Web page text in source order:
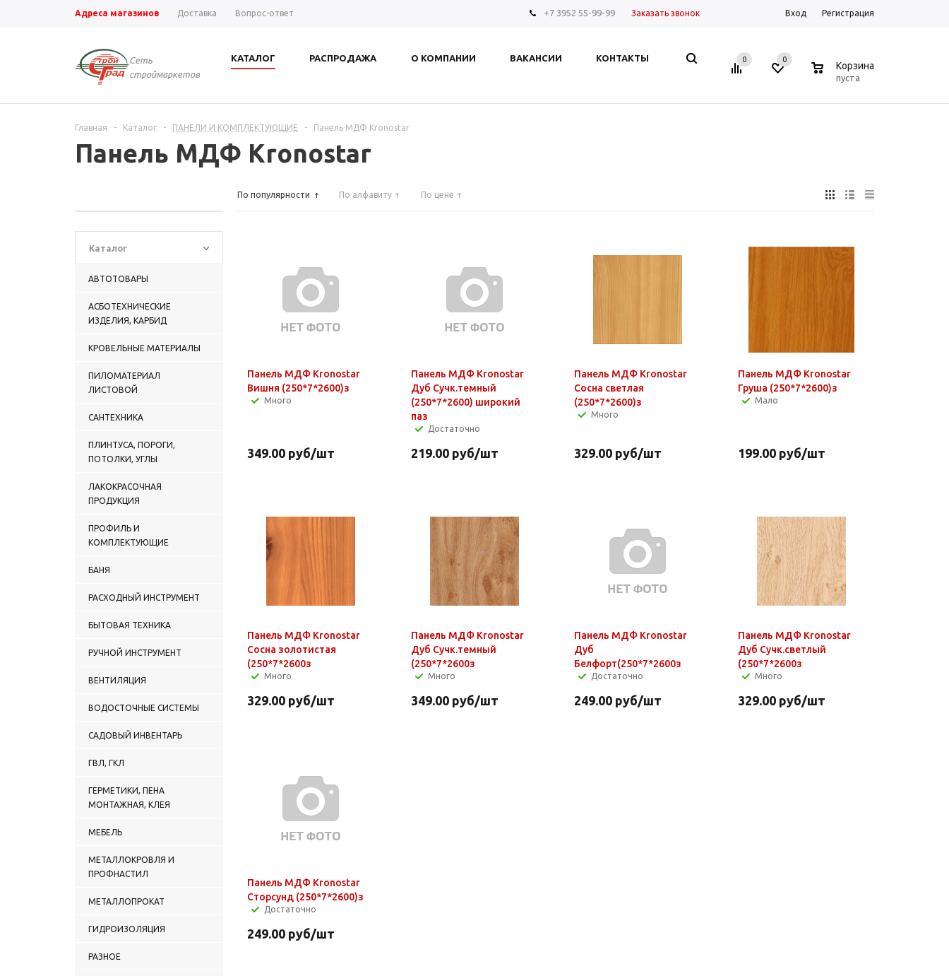
Адреса магазинов Доставка Вопрос-ответ +7 3952 55-99-99 Заказать звонок Вход Регистрация
Сеть
строймаркетов
КАТАЛОГ РАСПРОДАЖА О КОМПАНИИ ВАКАНСИИ КОНТАКТЫ 0 0
Корзина
пуста
Главная - Каталог - ПАНЕЛИ И КОМПЛЕКТУЮЩИЕ - Панель МДФ Kronostar
Панель МДФ Kronostar
Каталог
АВТОТОВАРЫ
АСБОТЕХНИЧЕСКИЕ
ИЗДЕЛИЯ, КАРБИД
КРОВЕЛЬНЫЕ МАТЕРИАЛЫ
ПИЛОМАТЕРИАЛ
ЛИСТОВОЙ
САНТЕХНИКА
ПЛИНТУСА, ПОРОГИ,
ПОТОЛКИ, УГЛЫ
ЛАКОКРАСОЧНАЯ
ПРОДУКЦИЯ
ПРОФИЛЬ И
КОМПЛЕКТУЮЩИЕ
БАНЯ
РАСХОДНЫЙ ИНСТРУМЕНТ
БЫТОВАЯ ТЕХНИКА
РУЧНОЙ ИНСТРУМЕНТ
ВЕНТИЛЯЦИЯ
ВОДОСТОЧНЫЕ СИСТЕМЫ
САДОВЫЙ ИНВЕНТАРЬ
ГВЛ, ГКЛ
ГЕРМЕТИКИ, ПЕНА
МОНТАЖНАЯ, КЛЕЯ
МЕБЕЛЬ
МЕТАЛЛОКРОВЛЯ И
ПРОФНАСТИЛ
МЕТАЛЛОПРОКАТ
ГИДРОИЗОЛЯЦИЯ
РАЗНОЕ
По популярности По алфавиту По цене
Панель МДФ Kronostar
Вишня (250*7*2600)з
Много
349.00 руб/шт
Панель МДФ Kronostar
Дуб Сучк.темный
(250*7*2600) широкий
паз
Достаточно
219.00руб/шт
Панель МДФ Kronostar
Сосна светлая
(250*7*2600)з
Много
329.00 руб/шт
Панель МДФ Kronostar
Груша (250*7*2600)з
Мало
199.00руб/шт
Панель МДФ Kronostar
Сосна золотистая
(250*7*2600з
Много
329.00 руб/шт
Панель МДФ Kronostar
Дуб Сучк.темный
(250*7*2600з
Много
349.00руб/шт
Панель МДФ Kronostar
Дуб
Белфорт(250*7*2600з
Достаточно
249.00 руб/шт
Панель МДФ Kronostar
Дуб Сучк.светлый
(250*7*2600з
Много
329.00руб/шт
Панель МДФ Kronostar
Сторсунд (250*7*2600)з
Достаточно
249.00 руб/шт